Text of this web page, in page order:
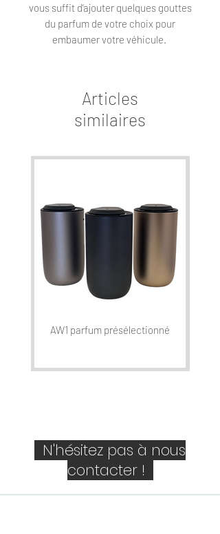
vous suffit d’ajouter quelques gouttes
du parfum de votre choix pour
embaumer votre véhicule.
Articles
similaires
AW1 parfum présélectionné
N'hésitez pas à nous
contacter !